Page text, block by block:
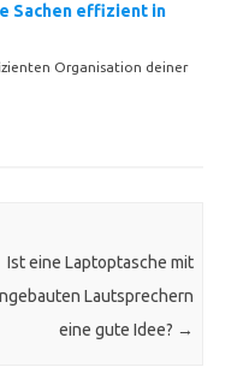
Sachen effizient in
Organisation deiner
Ist eine Laptoptasche mit
Lautsprechern
eine gute Idee? →